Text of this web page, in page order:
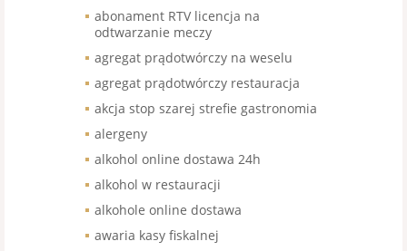
abonament RTV licencja na
odtwarzanie meczy
agregat prądotwórczy na weselu
agregat prądotwórczy restauracja
akcja stop szarej strefie gastronomia
alergeny
alkohol online dostawa 24h
alkohol w restauracji
alkohole online dostawa
awaria kasy fiskalnej